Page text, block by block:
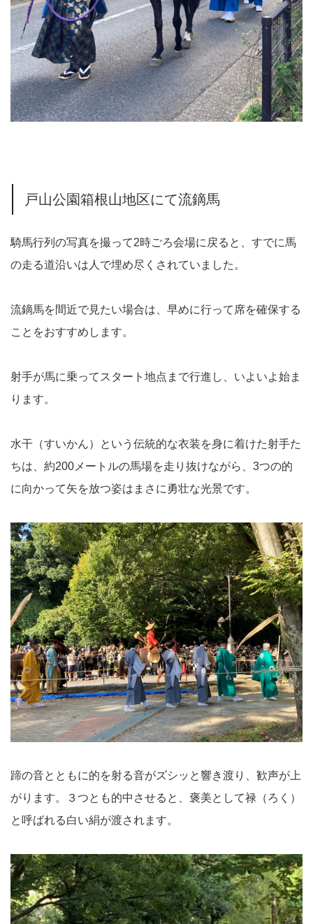
戸山公園箱根山地区にて流鏑馬
騎馬行列の写真を撮って2時ごろ会場に戻ると、すでに馬
の走る道沿いは人で埋め尽くされていました。
流鏑馬を間近で見たい場合は、早めに行って席を確保する
ことをおすすめします。
射手が馬に乗ってスタート地点まで行進し、いよいよ始ま
ります。
水干（すいかん）という伝統的な衣装を身に着けた射手た
ちは、約200メートルの馬場を走り抜けながら、3つの的
に向かって矢を放つ姿はまさに勇壮な光景です。
蹄の音とともに的を射る音がズシッと響き渡り、歓声が上
がります。３つとも的中させると、褒美として禄（ろく）
と呼ばれる白い絹が渡されます。